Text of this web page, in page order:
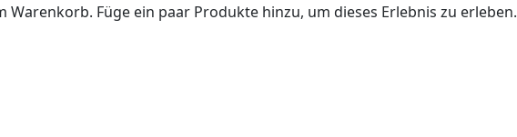
Füge ein paar Produkte hinzu, um dieses Erlebnis zu erleben.